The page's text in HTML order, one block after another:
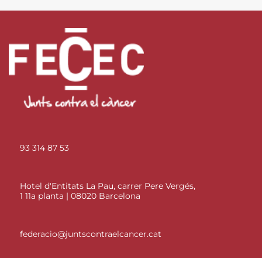
93 314 87 53
Hotel d'Entitats La Pau, carrer Pere Vergés,
1 11a planta | 08020 Barcelona
federacio@juntscontraelcancer.cat